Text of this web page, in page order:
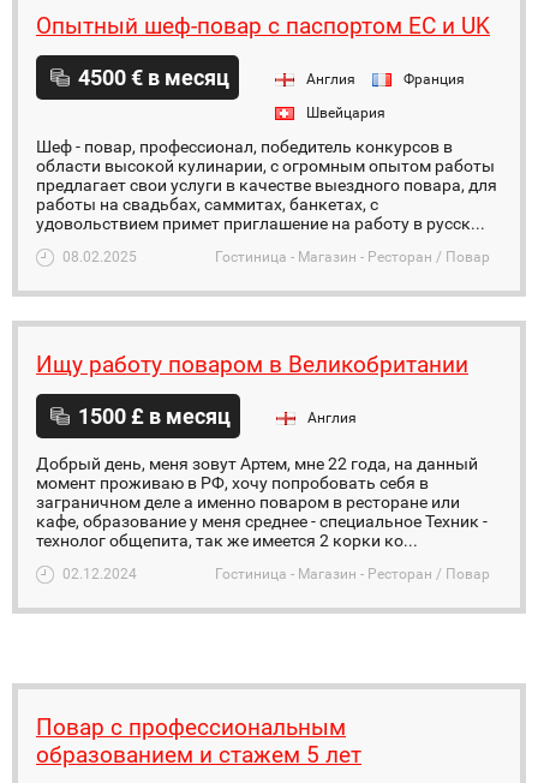
Опытный шеф-повар с паспортом ЕС и UK
4500 € в месяц Англия
Франция
Швейцария
Шеф - повар, профессионал, победитель конкурсов в
области высокой кулинарии, с огромным опытом работы
предлагает свои услуги в качестве выездного повара, для
работы на свадьбах, саммитах, банкетах, с
удовольствием примет приглашение на работу в русск...
08.02.2025 Гостиница - Магазин - Ресторан / Повар
Ищу работу поваром в Великобритании
1500 £ в месяц Англия
Добрый день, меня зовут Артем, мне 22 года, на данный
момент проживаю в РФ, хочу попробовать себя в
заграничном деле а именно поваром в ресторане или
кафе, образование у меня среднее - специальное Техник -
технолог общепита, так же имеется 2 корки ко...
02.12.2024 Гостиница - Магазин - Ресторан / Повар
Повар с профессиональным
образованием и стажем 5 лет